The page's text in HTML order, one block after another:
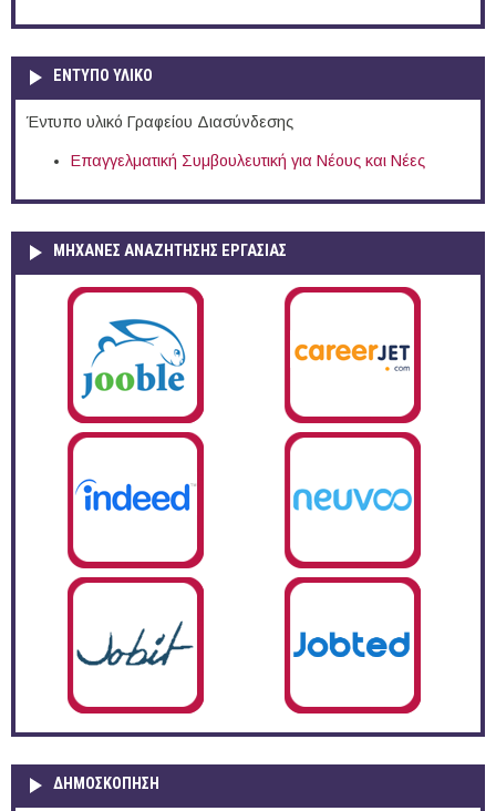
ΕΝΤΥΠΟ ΥΛΙΚΟ
Έντυπο υλικό Γραφείου Διασύνδεσης
Επαγγελματική Συμβουλευτική για Νέους και Νέες
ΜΗΧΑΝΕΣ ΑΝΑΖΗΤΗΣΗΣ ΕΡΓΑΣΙΑΣ
ΔΗΜΟΣΚΌΠΗΣΗ